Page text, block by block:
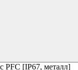
PFC [IP67, металл]